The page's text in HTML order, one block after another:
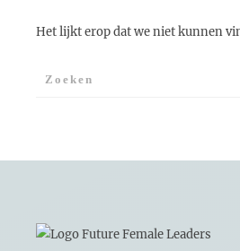
Het lijkt erop dat we niet kunnen